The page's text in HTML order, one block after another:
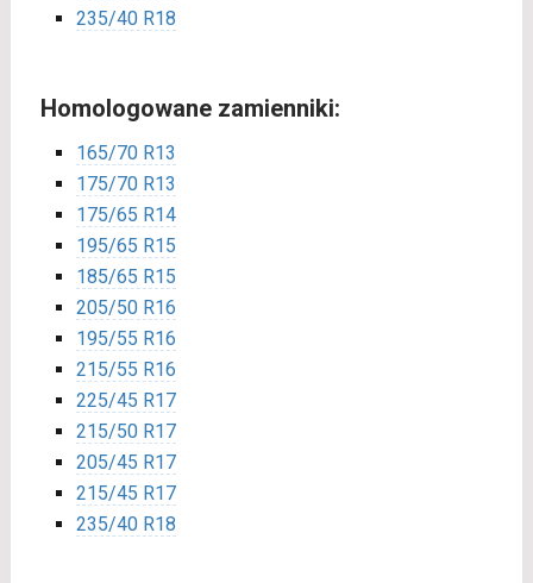
235/40 R18
Homologowane zamienniki:
165/70 R13
175/70 R13
175/65 R14
195/65 R15
185/65 R15
205/50 R16
195/55 R16
215/55 R16
225/45 R17
215/50 R17
205/45 R17
215/45 R17
235/40 R18